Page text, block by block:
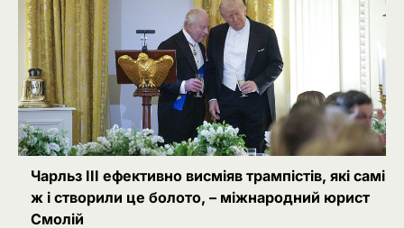
Чарльз III ефективно висміяв трампістів, які самі
ж і створили це болото, – міжнародний юрист
Смолій
2
Сенат США підтримав новий пакет
санкцій проти Росії: що буде далі
Ivanov Ponomarenko
3
Київська нерухомість після 2025
року: які проєкти формують новий
вигляд столиці
Ivanov Ponomarenko
4
РФ готує удари по НАТО
українськими дронами